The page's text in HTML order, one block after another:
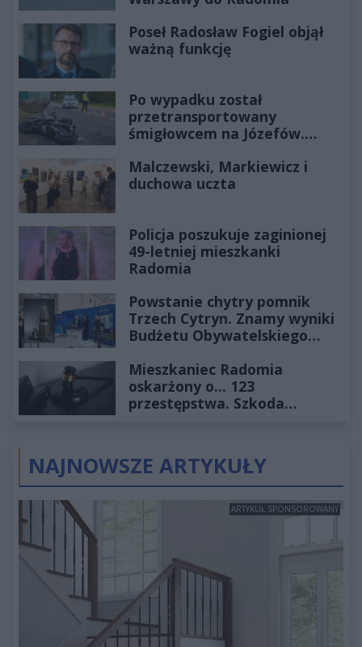
Poseł Radosław Fogiel objął
ważną funkcję
Po wypadku został
przetransportowany
śmigłowcem na Józefów.
Malczewski, Markiewicz i
duchowa uczta
Policja poszukuje zaginionej
49-letniej mieszkanki
Radomia
Powstanie chytry pomnik
Trzech Cytryn. Znamy wyniki
Budżetu Obywatelskiego
Mieszkaniec Radomia
oskarżony o... 123
przestępstwa. Szkoda
NAJNOWSZE ARTYKUŁY
ARTYKUŁ SPONSOROWANY